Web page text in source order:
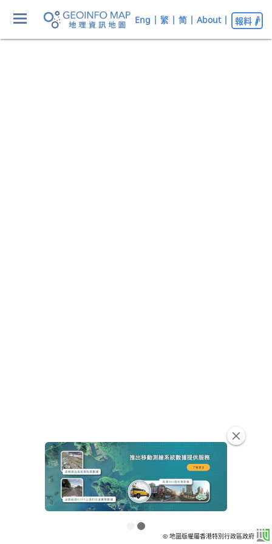
Eng | 繁 | 简 | About | 報料
© 地圖版權屬香港特別行政區政府
clear